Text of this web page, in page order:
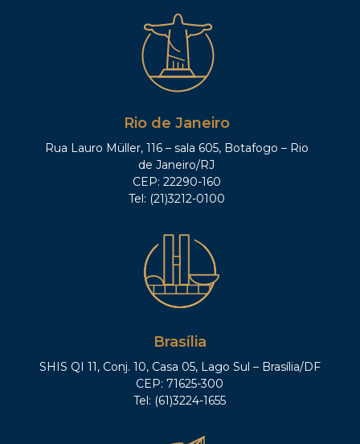
Rio de Janeiro
Rua Lauro Müller, 116 – sala 605, Botafogo – Rio
de Janeiro/RJ
CEP: 22290-160
Tel: (21)3212-0100
Brasília
SHIS QI 11, Conj. 10, Casa 05, Lago Sul – Brasília/DF
CEP: 71625-300
Tel: (61)3224-1655